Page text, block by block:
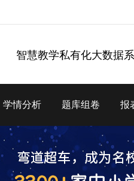
智慧教学私有化大数据
学情分析 题库组卷 报